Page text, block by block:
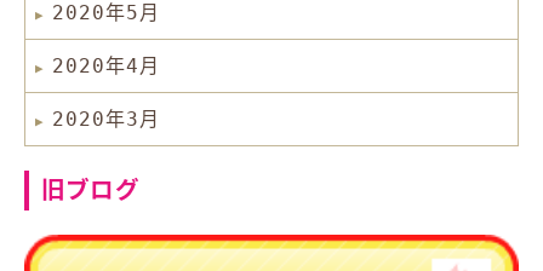
2020年5月
2020年4月
2020年3月
旧ブログ